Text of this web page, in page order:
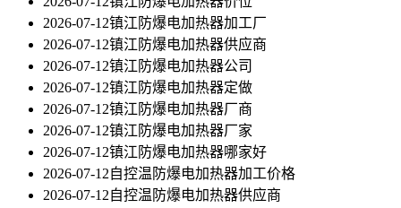
2026-07-12镇江防爆电加热器加工厂
2026-07-12镇江防爆电加热器供应商
2026-07-12镇江防爆电加热器公司
2026-07-12镇江防爆电加热器定做
2026-07-12镇江防爆电加热器厂商
2026-07-12镇江防爆电加热器厂家
2026-07-12镇江防爆电加热器哪家好
2026-07-12自控温防爆电加热器加工价格
2026-07-12自控温防爆电加热器供应商